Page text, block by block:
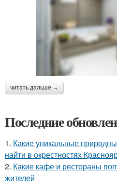
читать дальше →
Последние
1. Какие уникальные
найти в окрестностях
2. Какие кафе и рестораны
жителей